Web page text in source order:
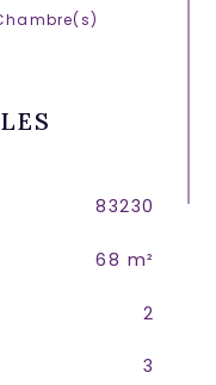
83230
68 m²
2
3
auxquels
sur